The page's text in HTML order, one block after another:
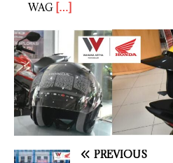
WAG […]
PREVIOUS